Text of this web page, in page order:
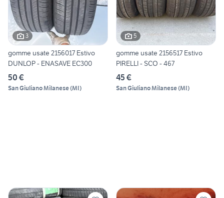
3
gomme usate 2156017 Estivo
DUNLOP - ENASAVE EC300
50 €
San Giuliano Milanese(MI)
5
gomme usate 2156517 Estivo
PIRELLI - SCO - 467
45 €
San Giuliano Milanese(MI)